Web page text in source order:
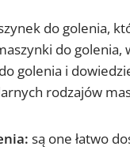
do golenia,
do golenia,
golenia i
rodzajów
są one łatwo